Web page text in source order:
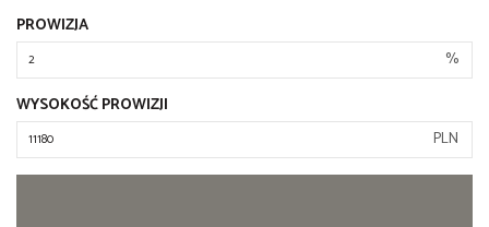
PROWIZJA
%
WYSOKOŚĆ PROWIZJI
PLN